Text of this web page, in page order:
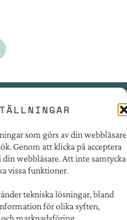
som görs av din webbläsare
Genom att klicka på acceptera
webbläsare. Att inte samtycka
vissa funktioner.
tekniska lösningar, bland
för olika syften,
marknadsföring.